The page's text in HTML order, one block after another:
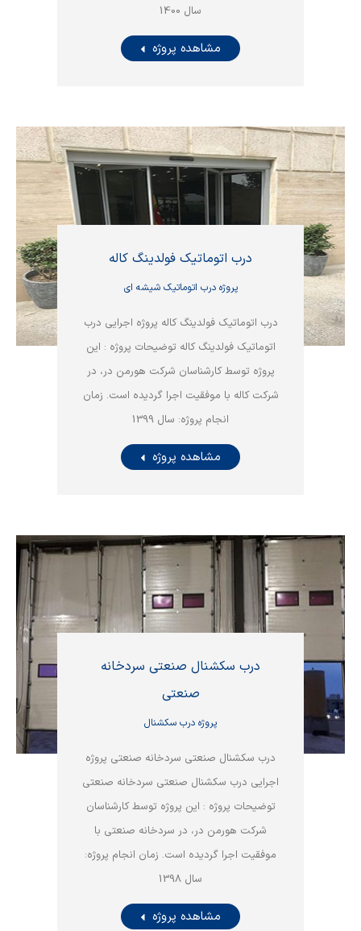
سال 1400
مشاهده پروژه
درب اتوماتیک فولدینگ کاله
پروژه درب اتوماتیک شیشه ای
درب اتوماتیک فولدینگ کاله پروژه اجرایی درب
اتوماتیک فولدینگ کاله توضیحات پروژه : این
پروژه توسط کارشناسان شرکت هورمن در، در
شرکت کاله با موفقیت اجرا گردیده است. زمان
انجام پروژه: سال 1399
مشاهده پروژه
درب سکشنال صنعتی سردخانه
صنعتی
پروژه درب سکشنال
درب سکشنال صنعتی سردخانه صنعتی پروژه
اجرایی درب سکشنال صنعتی سردخانه صنعتی
توضیحات پروژه : این پروژه توسط کارشناسان
شرکت هورمن در، در سردخانه صنعتی با
موفقیت اجرا گردیده است. زمان انجام پروژه:
سال 1398
مشاهده پروژه